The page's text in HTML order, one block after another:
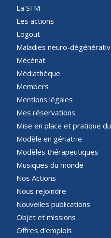
La SFM
Les actions
Logout
Maladies neuro-
Mécénat
Médiathèque
Members
Mentions légales
Mes réservations
Mise en place et pratique
Modèle en gériatrie
Modèles thérapeutiques
Musiques du monde
Nos Actions
Nous rejoindre
Nouvelles publications
Objet et missions
Offres d’emplois